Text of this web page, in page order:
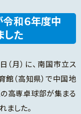
令和６年度中
した
（月）に、南国市立ス
館（高知県）で中国地
高専卓球部が集まる
ました。